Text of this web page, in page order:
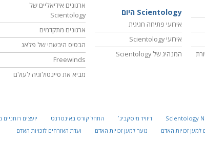
Scientology היום
אירועי פתיחה חגיגית
אירועי Scientology
המנהיג של Scientology
ארגונים אידיאליים של
Scientology
ארגונים מתקדמים
הבסיס היבשתי של פלאג
Freewinds
מביא את סיינטולוגיה לעולם
Scientology דיוויד מיסקביג׳ התחל קורס באינטרנט יועצים
למען זכויות האדם
נוער למען זכויות האדם ועדת האזרחים לזכויות האדם